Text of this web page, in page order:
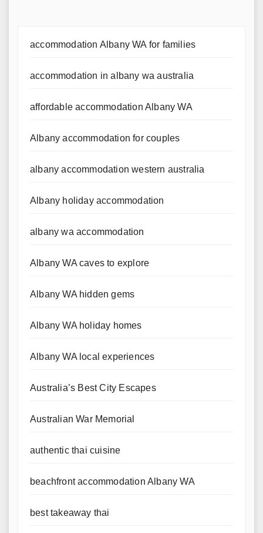
accommodation Albany WA for families
accommodation in albany wa australia
affordable accommodation Albany WA
Albany accommodation for couples
albany accommodation western australia
Albany holiday accommodation
albany wa accommodation
Albany WA caves to explore
Albany WA hidden gems
Albany WA holiday homes
Albany WA local experiences
Australia’s Best City Escapes
Australian War Memorial
authentic thai cuisine
beachfront accommodation Albany WA
best takeaway thai